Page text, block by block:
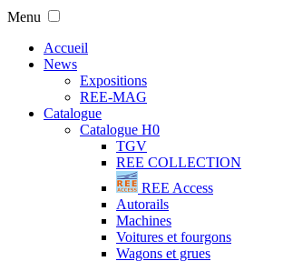
Menu
Accueil
News
Expositions
REE-MAG
Catalogue
Catalogue H0
TGV
REE COLLECTION
REE Access
Autorails
Machines
Voitures et fourgons
Wagons et grues